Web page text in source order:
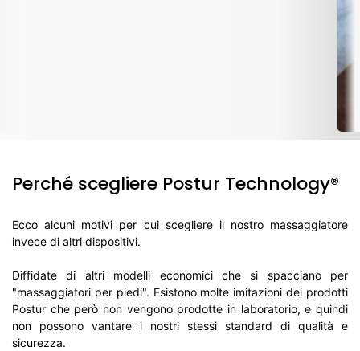
Perché scegliere Postur Technology®
Ecco alcuni motivi per cui scegliere il nostro massaggiatore
invece di altri dispositivi.
Diffidate di altri modelli economici che si spacciano per
"massaggiatori per piedi". Esistono molte imitazioni dei prodotti
Postur che però non vengono prodotte in laboratorio, e quindi
non possono vantare i nostri stessi standard di qualità e
sicurezza.